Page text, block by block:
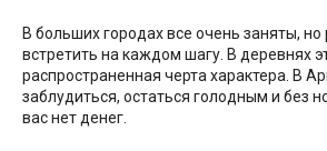
В больших городах все очень заняты,
встретить на каждом шагу. В деревнях
распространенная черта характера. В
заблудиться, остаться голодным и без
вас нет денег.